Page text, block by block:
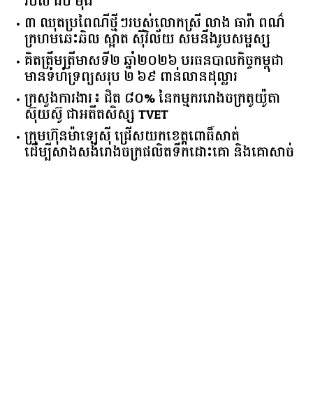
កូនស្រីច្បងអ្នកឧកញ៉ា គិត ម៉េង បង្ហាញខ្លួនក្នុងពិធីបើក
ការដ្ឋានសាងសង់រោងចក្រផលិតអាហារ និងភេសជ្ជៈ
របស់ ជីប ម៉ុង
៣ ឈុតប្រពៃណីថ្មីៗរបស់លោកស្រី លាង ធារ៉ា ពណ៌
ក្រហមឆេះឆិល ស្អាត ​ស៊ីវិល័យ សមនឹងរូបសម្ផស្ស
គិត​ត្រឹមត្រីមាស​ទី​២​ ​ឆ្នាំ​២០២៦​ បរធន​បាលកិច្ច​កម្ពុជា​ ​
មាន​ទំហំ​ទ្រព្យ​សរុប​ ​២.៦៩​ ​ពាន់លាន​ដុល្លារ​
ក្រសួង​ការងារ​៖ ​ជិត​ ​៨០​% ​នៃ​កម្មករ​រោងចក្រ​តូយ៉ូតា ​
ស៊ុយ​ស៊ូ ​ជា​អតីត​សិស្ស​ ​TVET​